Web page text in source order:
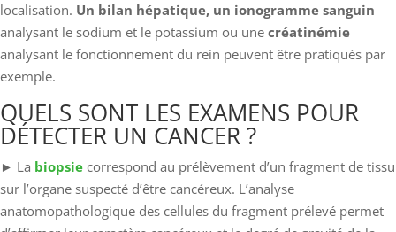
localisation. Un bilan hépatique, un ionogramme sanguin
analysant le sodium et le potassium ou une créatinémie
analysant le fonctionnement du rein peuvent être pratiqués par
exemple.
QUELS SONT LES EXAMENS POUR
DÉTECTER UN CANCER ?
► La biopsie correspond au prélèvement d’un fragment de tissu
sur l’organe suspecté d’être cancéreux. L’analyse
anatomopathologique des cellules du fragment prélevé permet